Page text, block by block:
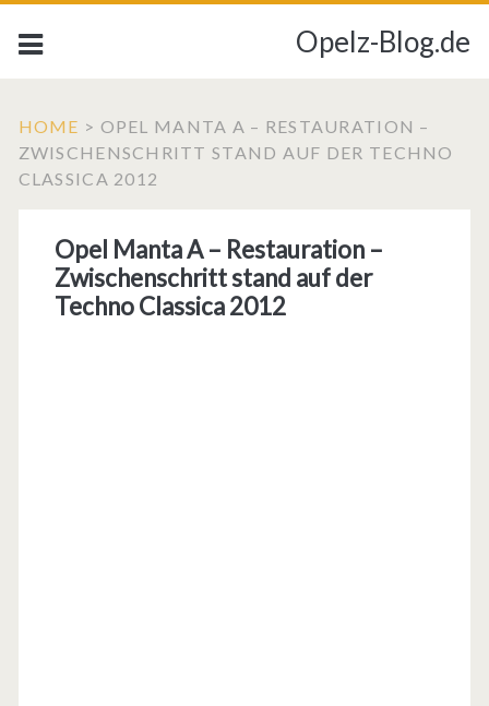
Opelz-Blog.de
HOME > OPEL MANTA A – RESTAURATION –
ZWISCHENSCHRITT STAND AUF DER TECHNO
CLASSICA 2012
Opel Manta A – Restauration –
Zwischenschritt stand auf der
Techno Classica 2012